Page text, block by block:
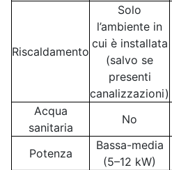
Riscaldamento
Solo
l’ambiente in
cui è installata
(salvo se
presenti
canalizzazioni)
Acqua
sanitaria
No
Potenza
Bassa-media
(5–12 kW)